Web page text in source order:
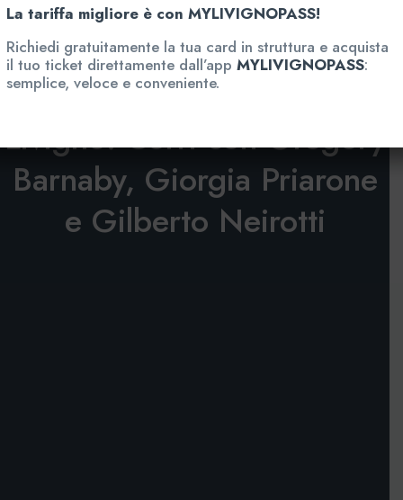
Social Run AQ1816 a
Livigno: Corri con Gregory
Barnaby, Giorgia Priarone
e Gilberto Neirotti
La tariffa migliore è con MYLIVIGNOPASS!
Richiedi gratuitamente la tua card in struttura e acquista
il tuo ticket direttamente dall’app MYLIVIGNOPASS:
semplice, veloce e conveniente.